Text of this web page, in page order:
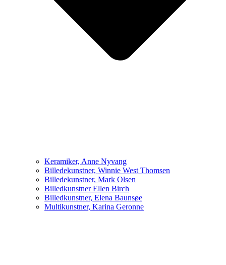
Keramiker, Anne Nyvang
Billedekunstner, Winnie West Thomsen
Billedekunstner, Mark Olsen
Billedkunstner Ellen Birch
Billedkunstner, Elena Baunsøe
Multikunstner, Karina Geronne